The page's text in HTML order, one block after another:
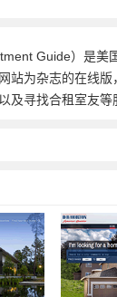
Guide）是美
站为杂志的在线
及寻找合租室友等